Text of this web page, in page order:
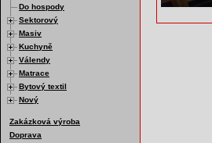
Do hospody
Sektorový
Masiv
Kuchyně
Válendy
Matrace
Bytový textil
Nový
Zakázková výroba
Doprava